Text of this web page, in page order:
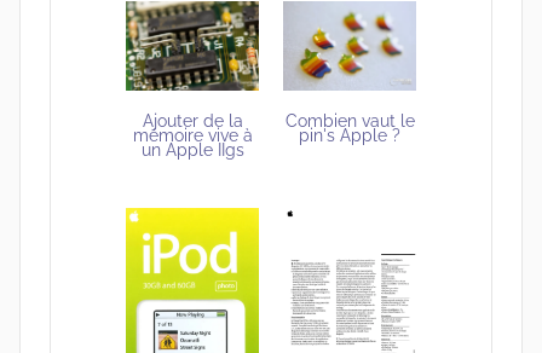
Ajouter de la
mémoire vive à
un Apple IIgs
Combien vaut le
pin's Apple ?